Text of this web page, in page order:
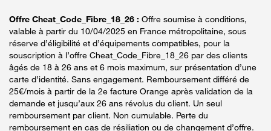
Offre Cheat_Code_Fibre_18_26 : Offre soumise à conditions,
valable à partir du 10/04/2025 en France métropolitaine, sous
réserve d’éligibilité et d’équipements compatibles, pour la
souscription à l’offre Cheat_Code_Fibre_18_26 par des clients
âgés de 18 à 26 ans et 6 mois maximum, sur présentation d’une
carte d’identité. Sans engagement. Remboursement différé de
25€/mois à partir de la 2e facture Orange après validation de la
demande et jusqu’aux 26 ans révolus du client. Un seul
remboursement par client. Non cumulable. Perte du
remboursement en cas de résiliation ou de changement d’offre.